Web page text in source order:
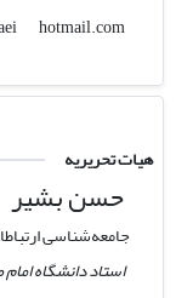
s.zokaei
hotmail.com
هیات تحریریه
حسن بشیر
جامعه‌شناسی
استاد دانشگاه